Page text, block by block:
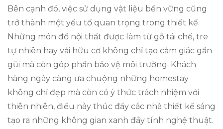
Bên cạnh đó, việc sử dụng vật liệu bền vững cũng
trở thành một yếu tố quan trọng trong thiết kế.
Những món đồ nội thất được làm từ gỗ tái chế, tre
tự nhiên hay vải hữu cơ không chỉ tạo cảm giác gần
gũi mà còn góp phần bảo vệ môi trường. Khách
hàng ngày càng ưa chuộng những homestay
không chỉ đẹp mà còn có ý thức trách nhiệm với
thiên nhiên, điều này thúc đẩy các nhà thiết kế sáng
tạo ra những không gian xanh đầy tính nghệ thuật.